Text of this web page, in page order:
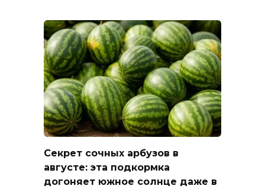
Секрет сочных арбузов в
августе: эта подкормка
догоняет южное солнце даже в